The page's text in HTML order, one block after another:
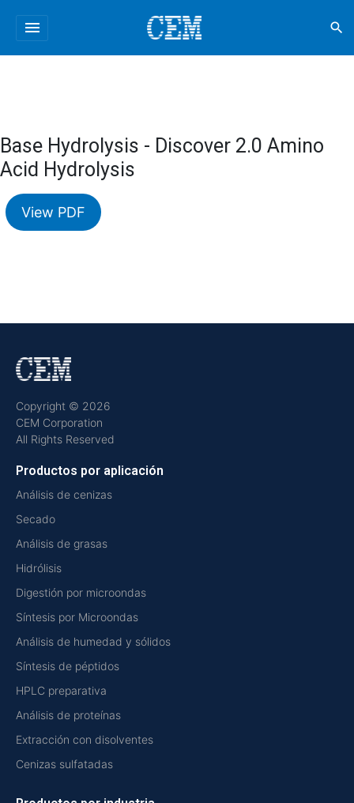
menu search
Base Hydrolysis - Discover 2.0 Amino
Acid Hydrolysis
View PDF
Copyright © 2026
CEM Corporation
All Rights Reserved
Productos por aplicación
Análisis de cenizas
Secado
Análisis de grasas
Hidrólisis
Digestión por microondas
Síntesis por Microondas
Análisis de humedad y sólidos
Síntesis de péptidos
HPLC preparativa
Análisis de proteínas
Extracción con disolventes
Cenizas sulfatadas